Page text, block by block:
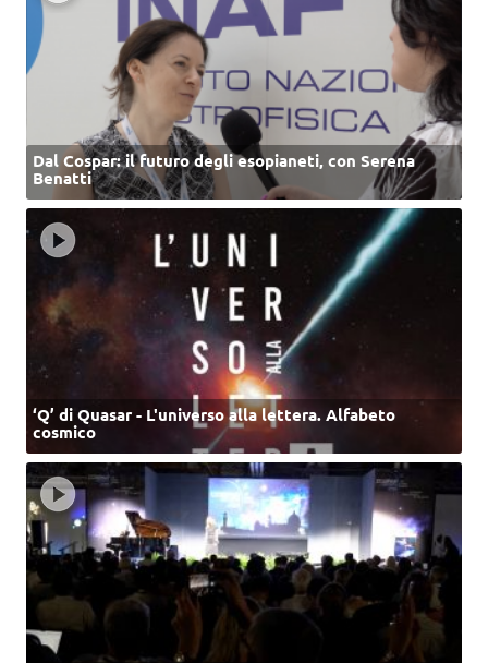
Dal Cospar: il futuro degli esopianeti, con Serena
Benatti
‘Q’ di Quasar - L'universo alla lettera. Alfabeto
cosmico